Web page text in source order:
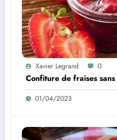
Xavier Legrand 0
Confiture de fraises
01/04/2023